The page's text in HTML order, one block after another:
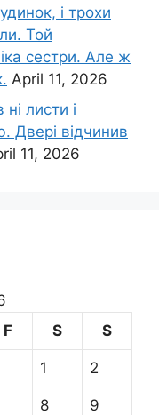
і трохи
Той
сестри. Але ж
April 11, 2026
листи і
Двері відчинив
11, 2026
F S S
1 2
8 9